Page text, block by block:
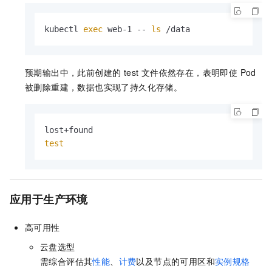
kubectl exec web-1 -- ls /data
预期输出中，此前创建的 test 文件依然存在，表明即使 Pod
被删除重建，数据也实现了持久化存储。
test
应用于生产环境
高可用性
云盘选型
需综合评估其性能 计费以及节点的可用区和实例规格